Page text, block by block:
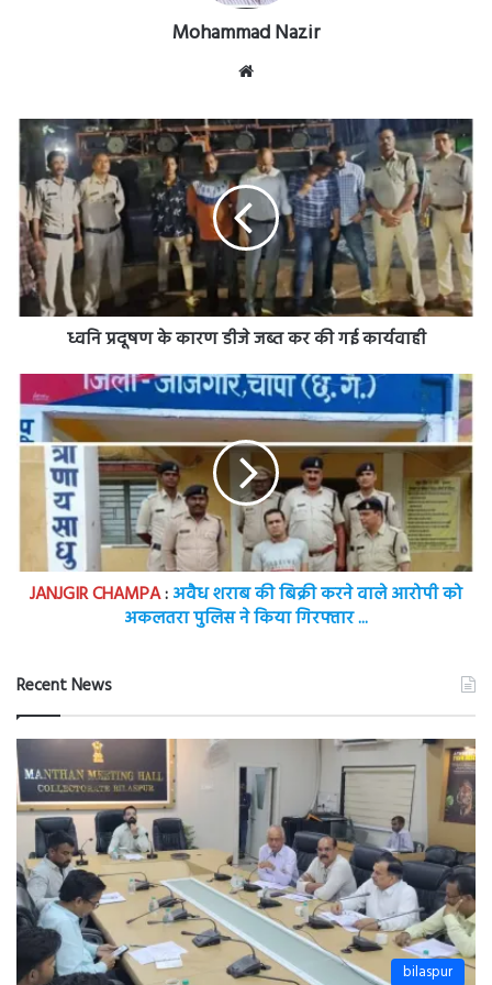
Mohammad Nazir
ध्वनि
प्रदूषण
कारण
डीजे
जब्त
कर
की
गई
ध्वनि प्रदूषण के कारण डीजे जब्त कर की गई कार्यवाही
JANJGIR
CHAMPA
अवैध
शराब
करने
आरोपी
को
ने
किया
गिरफ्तार
...
JANJGIR CHAMPA:अवैध शराब की बिक्री करने वाले आरोपी को
अकलतरा पुलिस ने किया गिरफ्तार ...
Recent News
bilaspur